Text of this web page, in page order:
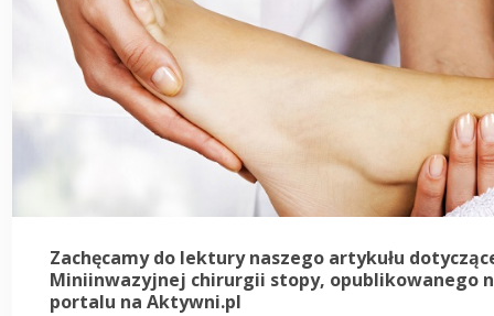
Zachęcamy do lektury naszego artykułu
Miniinwazyjnej chirurgii stopy, opublikowanego
portalu na Aktywni.pl